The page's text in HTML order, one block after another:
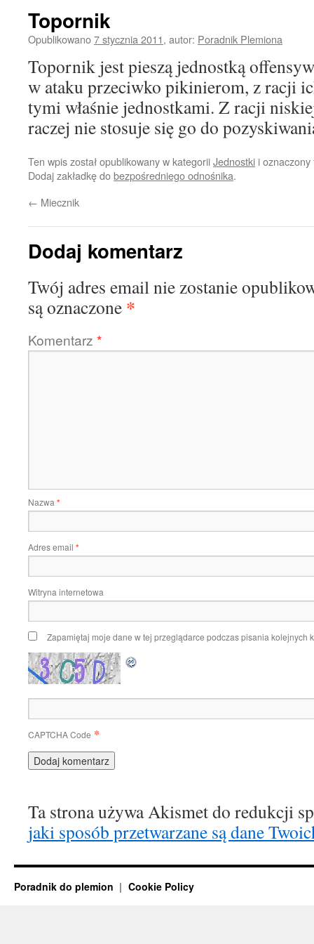
Topornik
Opublikowano7 stycznia 2011, autor: Poradnik Plemiona
Topornik jest pieszą jednostką
w ataku przeciwko pikinierom, z racji
tymi właśnie jednostkami. Z racji
raczej nie stosuje się go do
Ten wpis został opublikowany w kategoriiJednostki i
Dodaj zakładkę dobezpośredniego odnośnika.
← Miecznik
Dodaj komentarz
Twój adres email nie zostanie
są oznaczone *
Komentarz *
Nazwa *
Adres email *
Witryna internetowa
Zapamiętaj moje dane w tej przeglądarce podczas pisania kolejnych
CAPTCHA Code *
Ta strona używa Akismet do redukcji
jaki sposób przetwarzane są dane
Poradnik do plemion Cookie Policy